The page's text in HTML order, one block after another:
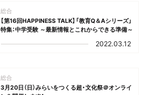
総合
【第16回HAPPINESS TALK】「教育Q＆Aシリーズ」
特集：中学受験 ～最新情報とこれからできる準備～
2022.03.12
総合
3月20日（日）みらいをつくる超・文化祭＠オンライ